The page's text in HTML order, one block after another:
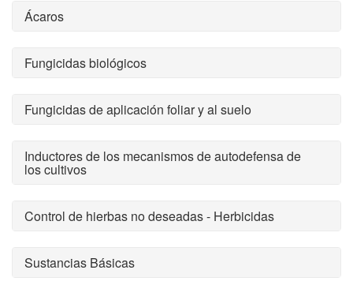
Ácaros
Fungicidas biológicos
Fungicidas de aplicación foliar y al suelo
Inductores de los mecanismos de autodefensa de
los cultivos
Control de hierbas no deseadas - Herbicidas
Sustancias Básicas